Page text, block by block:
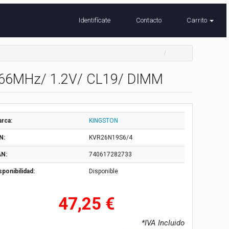
Identifícate Contacto Carrito
1.2V/ CL19/ DIMM
KINGSTON
KVR26N19S6/4
740617282733
Disponible
47,25 €
*IVA Incluido